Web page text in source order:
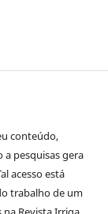
conteúdo,
pesquisas gera
acesso está
trabalho de um